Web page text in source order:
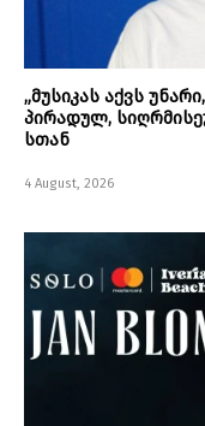
„მუსიკას აქვს
პირადულ,
სთან
4 August, 2026